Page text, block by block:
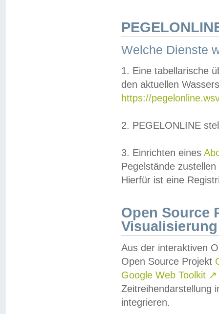
Welche Dienste
1. Eine tabellarische
den aktuellen
https://
2. PEGELONLINE
3. Einrichten eines
Pegelstände
Hierfür ist eine
Open Source
Visualisierung
Aus der interaktiven
Open Source Projekt
Google Web Toolkit ↗
Zeitreihendarstellung
integrieren.